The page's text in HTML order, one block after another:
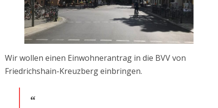
Wir wollen einen Einwohnerantrag in die BVV von
Friedrichshain-Kreuzberg einbringen.